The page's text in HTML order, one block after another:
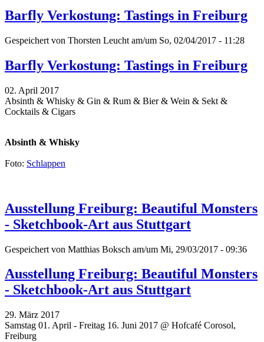
Barfly Verkostung: Tastings in Freiburg
Gespeichert von Thorsten Leucht am/um So, 02/04/2017 - 11:28
Barfly Verkostung: Tastings in Freiburg
02. April 2017
Absinth & Whisky & Gin & Rum & Bier & Wein & Sekt &
Cocktails & Cigars
Absinth & Whisky
Foto: Schlappen
Ausstellung Freiburg: Beautiful Monsters
- Sketchbook-Art aus Stuttgart
Gespeichert von Matthias Boksch am/um Mi, 29/03/2017 - 09:36
Ausstellung Freiburg: Beautiful Monsters
- Sketchbook-Art aus Stuttgart
29. März 2017
Samstag 01. April - Freitag 16. Juni 2017 @ Hofcafé Corosol,
Freiburg